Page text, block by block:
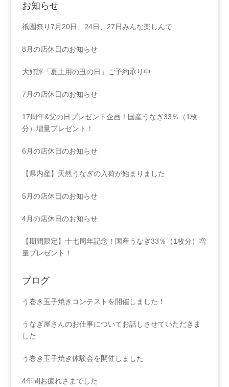
お知らせ
祇園祭り7月20日、24日、27日みんな楽しんで…
8月の店休日のお知らせ
大好評「夏土用の丑の日」ご予約承り中
7月の店休日のお知らせ
17周年&父の日プレゼント企画！国産うなぎ33％（1枚
分）増量プレゼント！
6月の店休日のお知らせ
【県内産】天然うなぎの入荷が始まりました
5月の店休日のお知らせ
4月の店休日のお知らせ
【期間限定】十七周年記念！国産うなぎ33％（1枚分）増
量プレゼント！
ブログ
う巻き玉子焼きコンテストを開催しました！
うなぎ屋さんのお仕事についてお話しさせていただきま
した
う巻き玉子焼き体験会を開催しました
4年間お疲れさまでした